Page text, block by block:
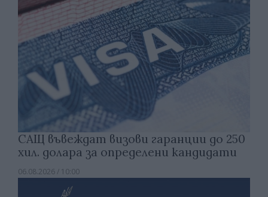
САЩ въвеждат визови гаранции до 250
хил. долара за определени кандидати
06.08.2026 / 10:00